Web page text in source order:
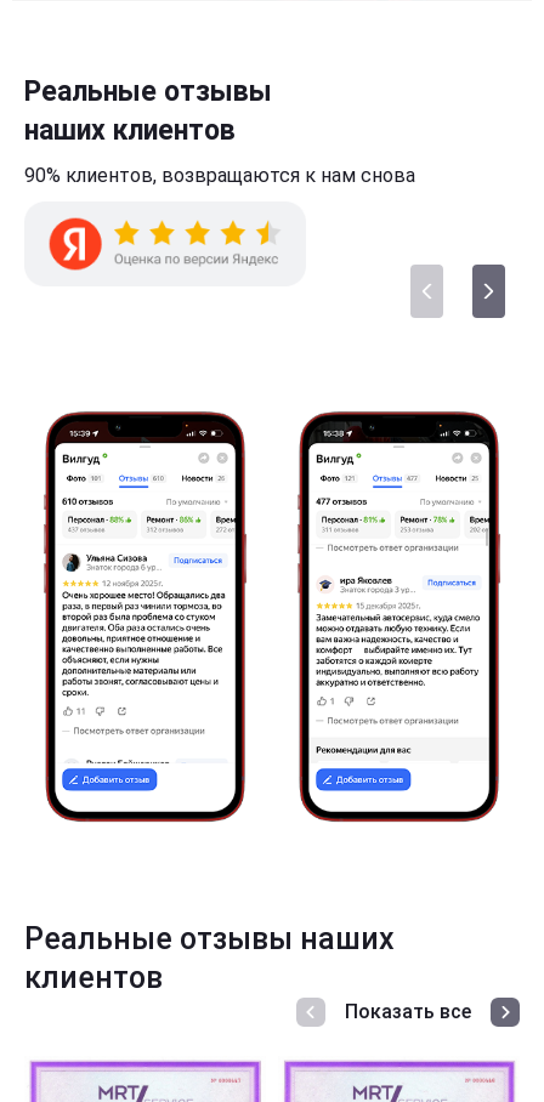
Реальные отзывы
наших клиентов
90% клиентов, возвращаются к нам снова
Реальные отзывы наших
клиентов
Показать все